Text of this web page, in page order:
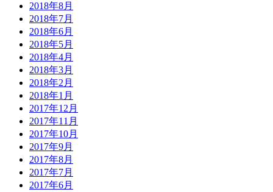
2018年8月
2018年7月
2018年6月
2018年5月
2018年4月
2018年3月
2018年2月
2018年1月
2017年12月
2017年11月
2017年10月
2017年9月
2017年8月
2017年7月
2017年6月